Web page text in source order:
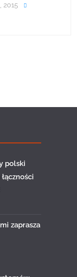
2015
polski
zaprasza